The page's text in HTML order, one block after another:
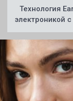
Технология
электроникой